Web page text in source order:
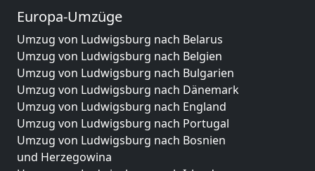
Europa-Umzüge
Umzug von Ludwigsburg nach Belarus
Umzug von Ludwigsburg nach Belgien
Umzug von Ludwigsburg nach Bulgarien
Umzug von Ludwigsburg nach Dänemark
Umzug von Ludwigsburg nach England
Umzug von Ludwigsburg nach Portugal
Umzug von Ludwigsburg nach Bosnien
und Herzegowina